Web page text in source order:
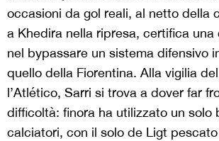
occasioni da gol reali, al netto della
a Khedira nella ripresa, certifica una
nel bypassare un sistema difensivo
quello della Fiorentina. Alla vigilia
l’Atlético, Sarri si trova a dover far
difficoltà: finora ha utilizzato un solo
calciatori, con il solo de Ligt pescato